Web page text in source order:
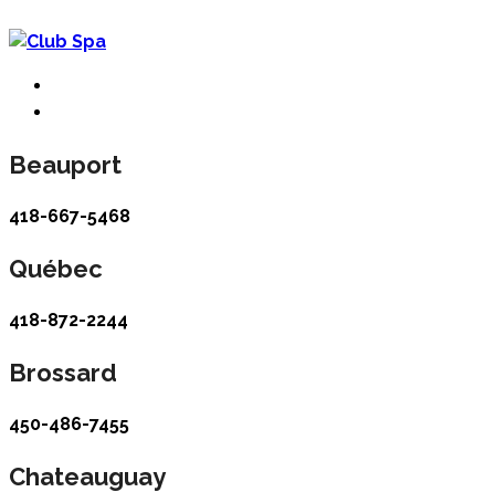
Beauport
418-667-5468
Québec
418-872-2244
Brossard
450-486-7455
Chateauguay